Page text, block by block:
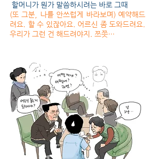
할머니가 뭔가 말씀하시려는 바로 그때
(또 그분, 나를 안쓰럽게 바라보며) 예약해드
려요. 할 수 있잖아요. 어르신 좀 도와드려요.
우리가 그런 건 해드려야지. 쯔쯧…